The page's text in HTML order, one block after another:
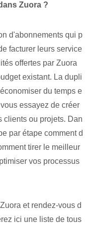
Zuora ?
d'abonnements qui p
facturer leurs service
offertes par Zuora
existant. La dupli
du temps e
essayez de créer
clients ou projets. Dan
par étape comment d
tirer le meilleur
vos processus
et rendez-vous d
ici une liste de tous